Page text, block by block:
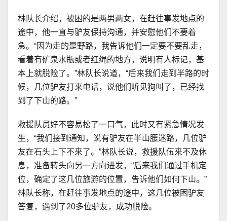
林队长介绍，被困的是两男两女，在赶往事发地点的
途中，他一直与驴友保持沟通，并安慰他们不要着
急。“因为走的是野路，我告诉他们一定要不要乱走，
看着有矿泉水瓶或者红绳的地方，说明有人标记，基
本上就脱险了。”林队长说道，“后来我们走到半路的时
候，几位驴友打来电话，说他们听见狗叫了，已经找
到了下山的路。”
救援队员好不容易松了一口气，此时又有紧急情况发
生，“我们接到通知，说有驴友在半山腰迷路，几位驴
友在石头上下不来了。”林队长说，救援队伍来不及休
息，准备转头向另一方向进发，“后来我们通过手机定
位，确定了这几位旅游的位置，告诉他们如何下山。”
林队长称，在赶往事发地点的途中，这几位被困驴友
答复，遇到了20多位驴友，成功脱险。